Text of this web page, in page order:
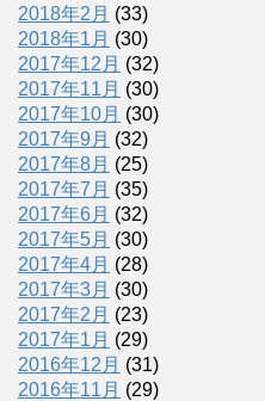
2018年2月 (33)
2018年1月 (30)
2017年12月 (32)
2017年11月 (30)
2017年10月 (30)
2017年9月 (32)
2017年8月 (25)
2017年7月 (35)
2017年6月 (32)
2017年5月 (30)
2017年4月 (28)
2017年3月 (30)
2017年2月 (23)
2017年1月 (29)
2016年12月 (31)
2016年11月 (29)